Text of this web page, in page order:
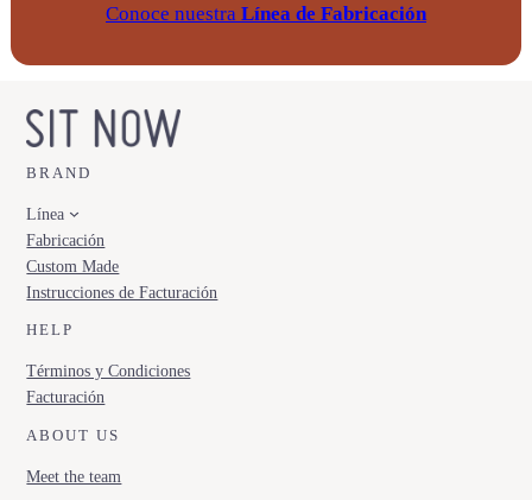
Conoce nuestra Línea de Fabricación
BRAND
Línea
Fabricación
Custom Made
Instrucciones de Facturación
HELP
Términos y Condiciones
Facturación
ABOUT US
Meet the team